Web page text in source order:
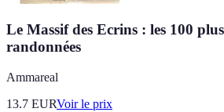
Le Massif des Ecrins : les 100
randonnées
Ammareal
13.7 EURVoir le prix